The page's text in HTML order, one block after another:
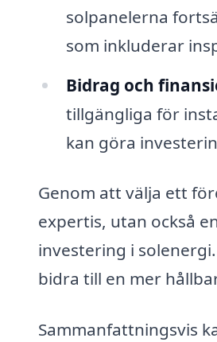
solpanelerna
som inkluderar
Bidrag och
tillgängliga för
kan göra
Genom att välja ett
expertis, utan också
investering i
bidra till en mer
Sammanfattningsvis